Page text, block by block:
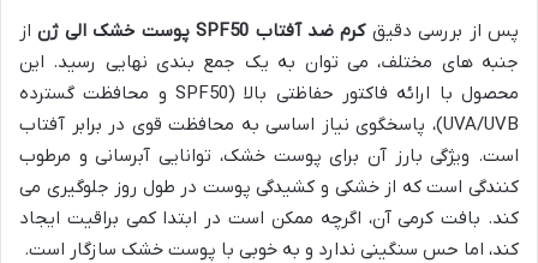
پس از بررسی دقیقکرم ضد آفتاب SPF50 پوست خشک الی ژن
از
جنبه های مختلف، می توان به یک جمع بندی نهایی رسید. این
محصول با ارائه فاکتور حفاظتی بالا (SPF50 و محافظت گسترده
UVA/UVB)، پاسخگوی نیاز اساسی به محافظت قوی در برابر آفتاب
است. ویژگی بارز آن برای پوست خشک، توانایی آبرسانی و مرطوب
کنندگی است که از خشکی و کشیدگی پوست در طول روز جلوگیری می
کند. بافت کرمی آن، اگرچه ممکن است در ابتدا کمی براقیت ایجاد
کند، اما حس سنگینی ندارد و به خوبی با پوست خشک سازگار است.